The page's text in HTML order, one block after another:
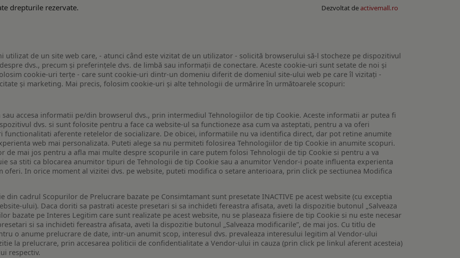
drepturile rezervate. Dezvoltat deactivemall.ro
utilizat de un site web care, - atunci când este vizitat de un utilizator - solicită browserului să-l stocheze pe dispozitivul
dvs., precum și preferințele dvs. de limbă sau informații de conectare. Aceste cookie-uri sunt setate de noi și
cookie-uri terțe - care sunt cookie-uri dintr-un domeniu diferit de domeniul site-ului web pe care îl vizitați -
și marketing. Mai precis, folosim cookie-uri și alte tehnologii de urmărire în următoarele scopuri:
sau accesa informatii pe/din browserul dvs., prin intermediul Tehnologiilor de tip Cookie. Aceste informatii ar putea fi
dvs. si sunt folosite pentru a face ca website-ul sa functioneze asa cum va asteptati, pentru a va oferi
functionalitati aferente retelelor de socializare. De obicei, informatiile nu va identifica direct, dar pot retine anumite
web mai personalizata. Puteti alege sa nu permiteti folosirea Tehnologiilor de tip Cookie in anumite scopuri.
mai jos pentru a afla mai multe despre scopurile in care putem folosi Tehnologii de tip Cookie si pentru a va
sa stiti ca blocarea anumitor tipuri de Tehnologii de tip Cookie sau a anumitor Vendor-i poate influenta experienta
oferi. In orice moment al vizitei dvs. pe website, puteti modifica o setare anterioara, prin click pe sectiunea Modifica
din cadrul Scopurilor de Prelucrare bazate pe Consimtamant sunt presetate INACTIVE pe acest website (cu exceptia
ului). Daca doriti sa pastrati aceste presetari si sa inchideti fereastra afisata, aveti la dispozitie butonul „Salveaza
bazate pe Interes Legitim care sunt realizate pe acest website, nu se plaseaza fisiere de tip Cookie si nu este necesar
si sa inchideti fereastra afisata, aveti la dispozitie butonul „Salveaza modificarile”, de mai jos. Cu titlu de
o anume prelucrare de date, intr-un anumit scop, interesul dvs. prevaleaza interesului legitim al Vendor-ului
la prelucrare, prin accesarea politicii de confidentialitate a Vendor-ului in cauza (prin click pe linkul aferent acesteia)
respectiv.